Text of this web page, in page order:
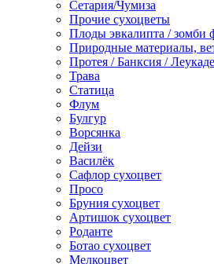
Сетария/Чумиза
Прочие сухоцветы
Плоды эвкалипта / зомби
Природные материалы,
Протея / Банксия /
Трава
Статица
Флум
Булгур
Ворсянка
Дейзи
Василёк
Сафлор сухоцвет
Просо
Бруния сухоцвет
Артишок сухоцвет
Роданте
Ботао сухоцвет
Мелкоцвет